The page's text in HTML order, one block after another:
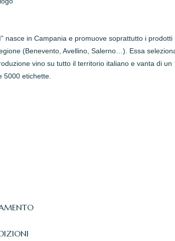
nasce in Campania e promuove soprattutto i prodotti
(Benevento, Avellino, Salerno…). Essa
vino su tutto il territorio italiano e vanta di un
5000 etichette.